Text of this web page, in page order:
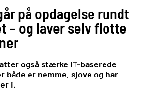
på opdagelse rundt
– og laver selv flotte
også stærke IT-baserede
både er nemme, sjove og har
i.